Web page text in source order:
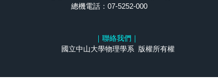
總機電話：07-5252-000
｜ 聯絡我們 ｜
國立中山大學物理學系 版權所有權